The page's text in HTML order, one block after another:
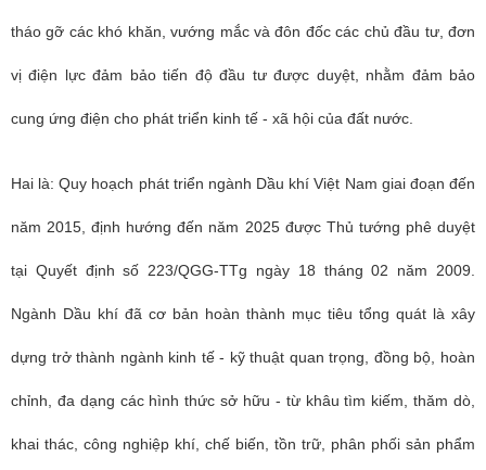
tháo gỡ các khó khăn, vướng mắc và đôn đốc các chủ đầu tư, đơn
vị điện lực đảm bảo tiến độ đầu tư được duyệt, nhằm đảm bảo
cung ứng điện cho phát triển kinh tế - xã hội của đất nước.
Hai là: Quy hoạch phát triển ngành Dầu khí Việt Nam giai đoạn đến
năm 2015, định hướng đến năm 2025 được Thủ tướng phê duyệt
tại Quyết định số 223/QGG-TTg ngày 18 tháng 02 năm 2009.
Ngành Dầu khí đã cơ bản hoàn thành mục tiêu tổng quát là xây
dựng trở thành ngành kinh tế - kỹ thuật quan trọng, đồng bộ, hoàn
chỉnh, đa dạng các hình thức sở hữu - từ khâu tìm kiếm, thăm dò,
khai thác, công nghiệp khí, chế biến, tồn trữ, phân phối sản phẩm